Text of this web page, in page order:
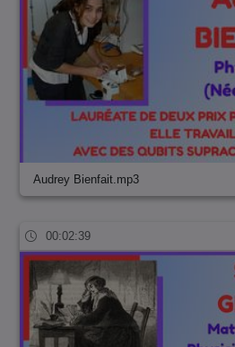
Audrey Bienfait.mp3
00:02:39